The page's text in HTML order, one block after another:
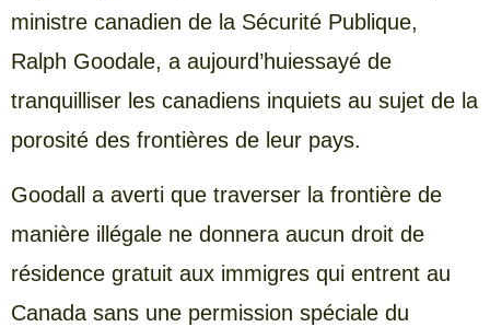
ministre canadien de la Sécurité Publique,
Ralph Goodale, a aujourd’huiessayé de
tranquilliser les canadiens inquiets au sujet de la
porosité des frontières de leur pays.
Goodall a averti que traverser la frontière de
manière illégale ne donnera aucun droit de
résidence gratuit aux immigres qui entrent au
Canada sans une permission spéciale du